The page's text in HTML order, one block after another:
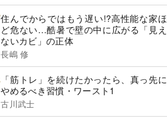
住んでからではもう遅い!?高性能な家ほ
ど危ない…酷暑で壁の中に広がる「見え
ないカビ」の正体
長嶋 修
「筋トレ」を続けたかったら、真っ先に
やめるべき習慣・ワースト1
古川武士